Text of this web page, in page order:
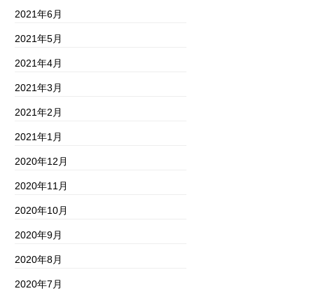
2021年6月
2021年5月
2021年4月
2021年3月
2021年2月
2021年1月
2020年12月
2020年11月
2020年10月
2020年9月
2020年8月
2020年7月